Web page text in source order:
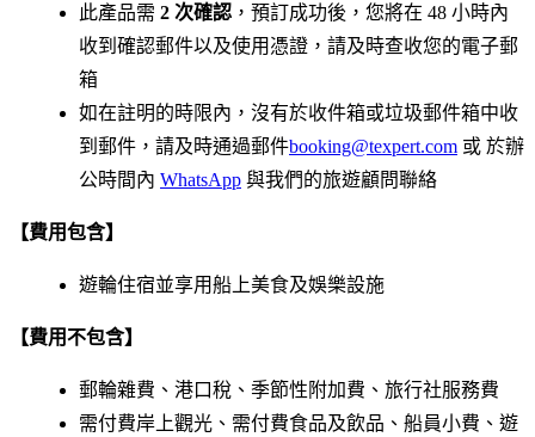
此產品需 2 次確認 ，預訂成功後，您將在 48 小時內
收到確認郵件以及使用憑證，請及時查收您的電子郵
箱
如在註明的時限內，沒有於收件箱或垃圾郵件箱中收
到郵件，請及時通過郵件booking@texpert.com 或 於辦
公時間內 WhatsApp 與我們的旅遊顧問聯絡
【費用包含】
遊輪住宿並享用船上美食及娛樂設施
【費用不包含】
郵輪雜費、港口稅、季節性附加費、旅行社服務費
需付費岸上觀光、需付費食品及飲品、船員小費、遊